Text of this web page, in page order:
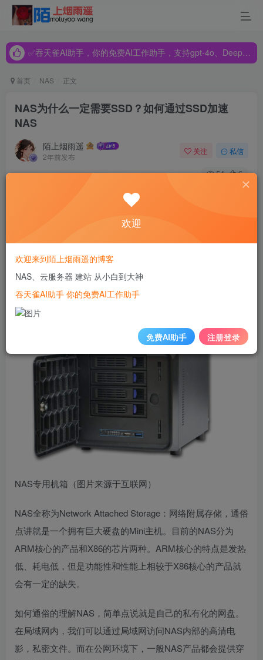
✅吞天雀AI助手，你的免费AI工作助手，支持gpt-4o、DeepSeek、Claude🔥🔥🔥🔥
✅吞天雀AI助手，你的免费AI工作助手，支持gpt-4o、DeepSeek、Claude🔥🔥🔥🔥
首页 NAS 正文
NAS为什么一定需要SSD？如何通过SSD加速
NAS
陌上烟雨遥
2年前发布
关注 私信
54 6
相信普通消费者对NAS可能并不熟悉，但是随着个人数据逐
渐增多，网盘因为安全性以及私密性关闭服务等多种风险，
使得现在的用户会尝试去买一台NAS用来保存自己重要的数
据，例如家人的照片、高清电影、无损音乐、工作资料。
NAS是什么？有什么用？
NAS专用机箱（图片来源于互联网）
NAS全称为Network Attached Storage：网络附属存储，通俗
点讲就是一个拥有巨大硬盘的Mini主机。目前的NAS分为
ARM核心的产品和X86的芯片两种。ARM核心的特点是发热
低、耗电低，但是功能性和性能上相较于X86核心的产品就
会有一定的缺失。
如何通俗的理解NAS，简单点说就是自己的私有化的网盘。
在局域网内，我们可以通过局域网访问NAS内部的高清电
影，私密文件。而在公网环境下，一般NAS产品都会提供穿
欢迎
欢迎来到陌上烟雨遥的博客
NAS、云服务器 建站 从小白到大神
吞天雀AI助手 你的免费AI工作助手
免费AI助手 注册登录